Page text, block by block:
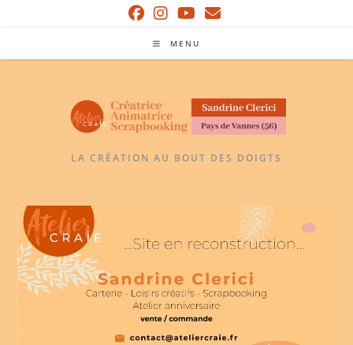
MENU
LA CRÉATION AU BOUT DES DOIGTS